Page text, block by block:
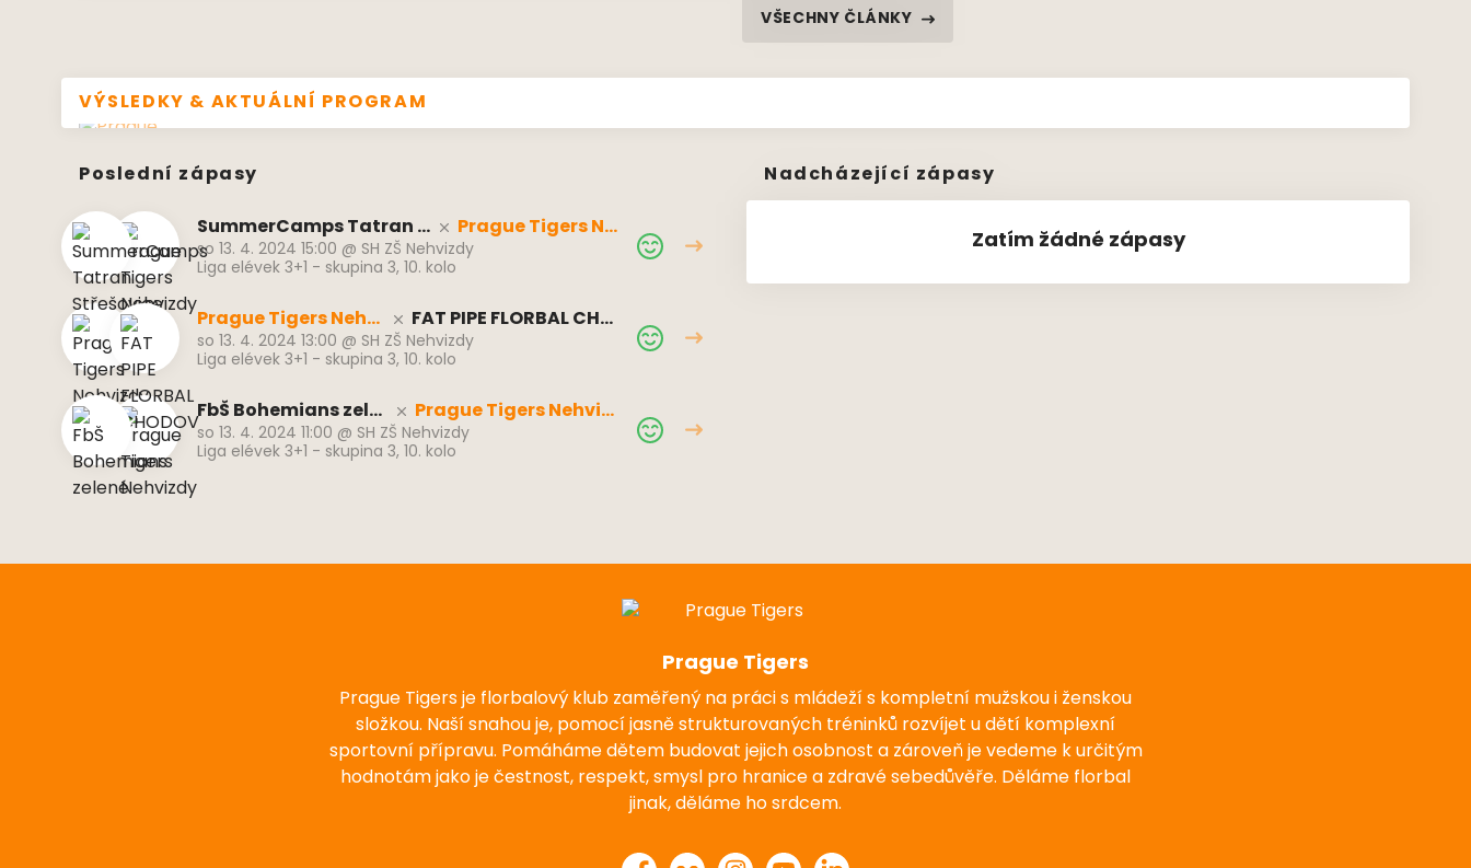
VŠECHNY ČLÁNKY
VÝSLEDKY & AKTUÁLNÍ PROGRAM
Poslední zápasy
SummerCamps Tatran S
třešovice
Prague Tigers Ne
hvizdy
so 13. 4. 2024 15:00 @ SH ZŠ Nehvizdy
Liga elévek 3+1 - skupina 3, 10. kolo
Prague Tigers Nehvi
zdy
FAT PIPE FLORBAL CHO
DOV
so 13. 4. 2024 13:00 @ SH ZŠ Nehvizdy
Liga elévek 3+1 - skupina 3, 10. kolo
FbŠ Bohemians zele
né
Prague Tigers Nehviz
dy
so 13. 4. 2024 11:00 @ SH ZŠ Nehvizdy
Liga elévek 3+1 - skupina 3, 10. kolo
Nadcházející zápasy
Zatím žádné zápasy
Prague Tigers
Prague Tigers je florbalový klub zaměřený na práci s mládeží s kompletní mužskou i ženskou
složkou. Naší snahou je, pomocí jasně strukturovaných tréninků rozvíjet u dětí komplexní
sportovní přípravu. Pomáháme dětem budovat jejich osobnost a zároveň je vedeme k určitým
hodnotám jako je čestnost, respekt, smysl pro hranice a zdravé sebedůvěře. Děláme florbal
jinak, děláme ho srdcem.